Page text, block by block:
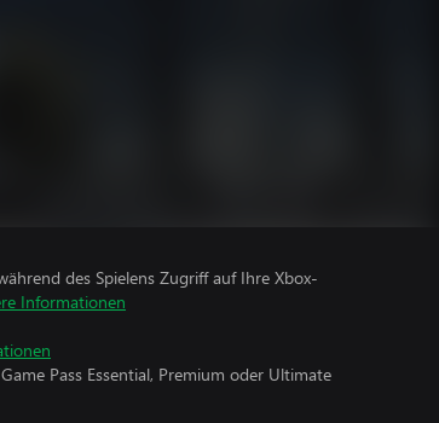
des Spielens Zugriff auf Ihre Xbox-
Informationen
Pass Essential, Premium oder Ultimate